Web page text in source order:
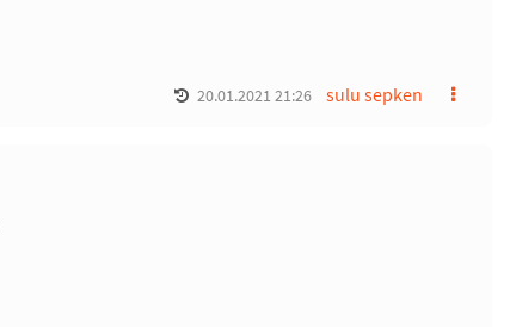
sulu sepken
20.01.2021 21:26